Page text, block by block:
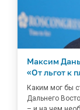
Максим
«От льгот к
Каким мог бы
Дальнего